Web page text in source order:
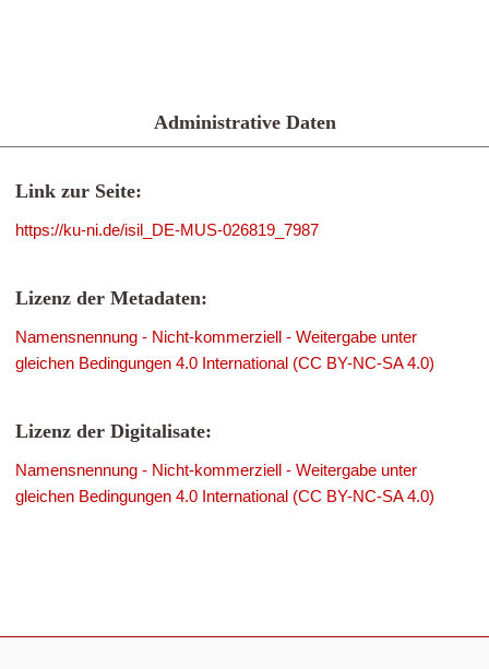
Administrative Daten
Link zur Seite:
https://ku-ni.de/isil_DE-MUS-026819_7987
Lizenz der Metadaten:
Namensnennung - Nicht-kommerziell - Weitergabe unter
gleichen Bedingungen 4.0 International (CC BY-NC-SA 4.0)
Lizenz der Digitalisate:
Namensnennung - Nicht-kommerziell - Weitergabe unter
gleichen Bedingungen 4.0 International (CC BY-NC-SA 4.0)